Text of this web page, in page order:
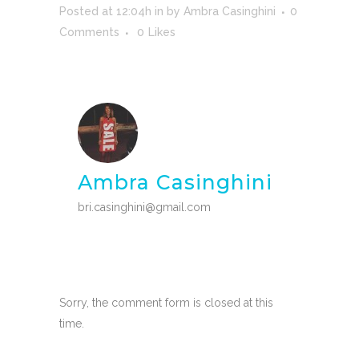
Posted at 12:04h in by Ambra Casinghini
0
Comments
0 Likes
Ambra Casinghini
bri.casinghini@gmail.com
Sorry, the comment form is closed at this
time.